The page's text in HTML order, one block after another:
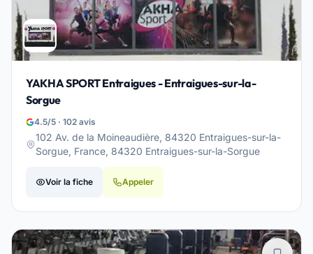
YAKHA SPORT Entraigues - Entraigues-sur-la-
Sorgue
4.5/5 · 102 avis
102 Av. de la Moineaudière, 84320 Entraigues-sur-la-
Sorgue, France, 84320 Entraigues-sur-la-Sorgue
Voir la fiche Appeler